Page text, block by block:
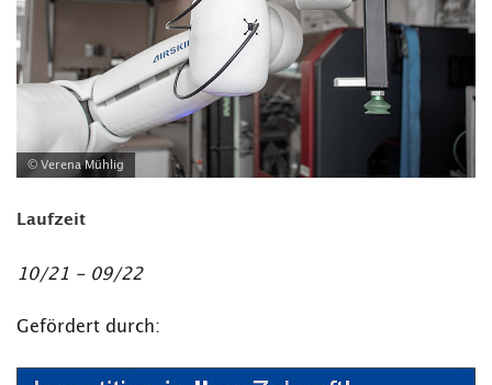
© Verena Mühlig
Laufzeit
10/21 - 09/22
Gefördert durch: